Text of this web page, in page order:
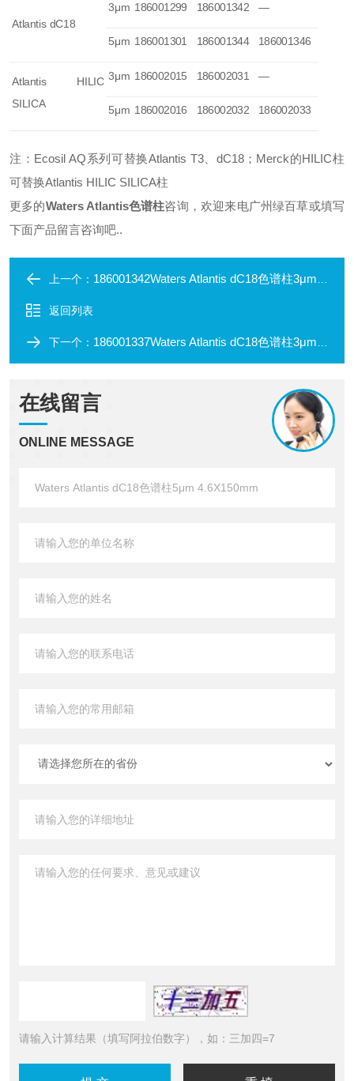
Atlantis dC18
3μm 186001299 186001342 —
5μm 186001301 186001344 186001346
Atlantis HILIC
SILICA
3μm 186002015 186002031 —
5μm 186002016 186002032 186002033
注：Ecosil AQ系列可替换Atlantis T3、dC18；Merck的HILIC柱
可替换Atlantis HILIC SILICA柱
更多的Waters Atlantis色谱柱咨询，欢迎来电广州绿百草或填写
下面产品留言咨询吧..
上一个： 186001342Waters Atlantis dC18色谱柱3μm 4.6X150mm
返回列表
下一个： 186001337Waters Atlantis dC18色谱柱3μm 4.6X100mm
在线留言
ONLINE MESSAGE
请输入计算结果（填写阿拉伯数字），如：三加四=7